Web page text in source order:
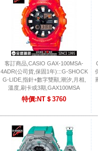
客訂商品,CASIO GAX-100MSA-
4ADR(公司貨,保固1年):::G-SHOCK
G-LIDE,指針+數字雙顯,潮汐,月相,
溫度,刷卡或3期,GAX100MSA
特價:NT＄3760